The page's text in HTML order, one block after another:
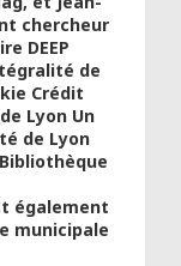
chercheur
DEEP
de
Crédit
Lyon Un
de Lyon
également
municipale